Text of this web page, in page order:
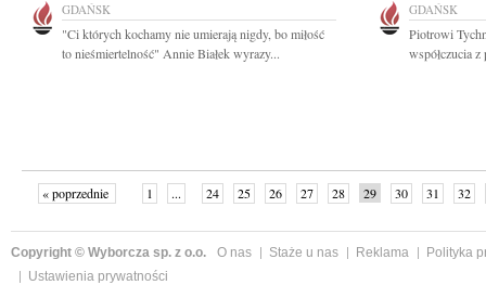
GDAŃSK
"Ci których kochamy nie umierają nigdy, bo miłość
to nieśmiertelność" Annie Białek wyrazy...
GDAŃSK
Piotrowi
współczucia
« poprzednie 1 ... 24 25 26 27 28 29 30 31
32
Copyright © Wyborcza sp. z o.o. O nas Staże u nas Reklama
Polityka
Ustawienia prywatności